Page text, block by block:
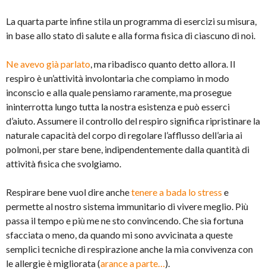
La quarta parte infine stila un programma di esercizi su misura,
in base allo stato di salute e alla forma fisica di ciascuno di noi.
Ne avevo già parlato, ma ribadisco quanto detto allora. Il
respiro è un’attività involontaria che compiamo in modo
inconscio e alla quale pensiamo raramente, ma prosegue
ininterrotta lungo tutta la nostra esistenza e può esserci
d’aiuto. Assumere il controllo del respiro significa ripristinare la
naturale capacità del corpo di regolare l’afflusso dell’aria ai
polmoni, per stare bene, indipendentemente dalla quantità di
attività fisica che svolgiamo.
Respirare bene vuol dire anchetenere a bada lo stress e
permette al nostro sistema immunitario di vivere meglio. Più
passa il tempo e più me ne sto convincendo. Che sia fortuna
sfacciata o meno, da quando mi sono avvicinata a queste
semplici tecniche di respirazione anche la mia convivenza con
le allergie è migliorata (arance a parte…).